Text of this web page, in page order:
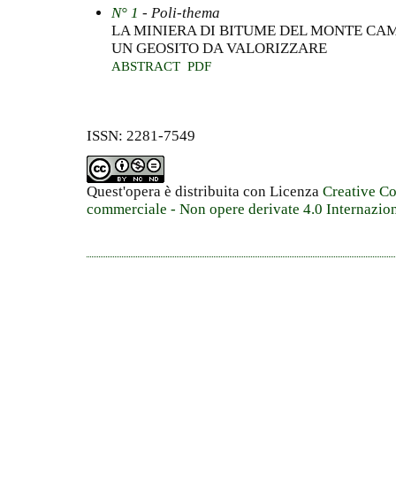
N° 1 - Poli-thema
LA MINIERA DI BITUME DEL MONTE
UN GEOSITO DA VALORIZZARE
ABSTRACT PDF
ISSN: 2281-7549
Quest'opera è distribuita con Licenza Creative
commerciale - Non opere derivate 4.0